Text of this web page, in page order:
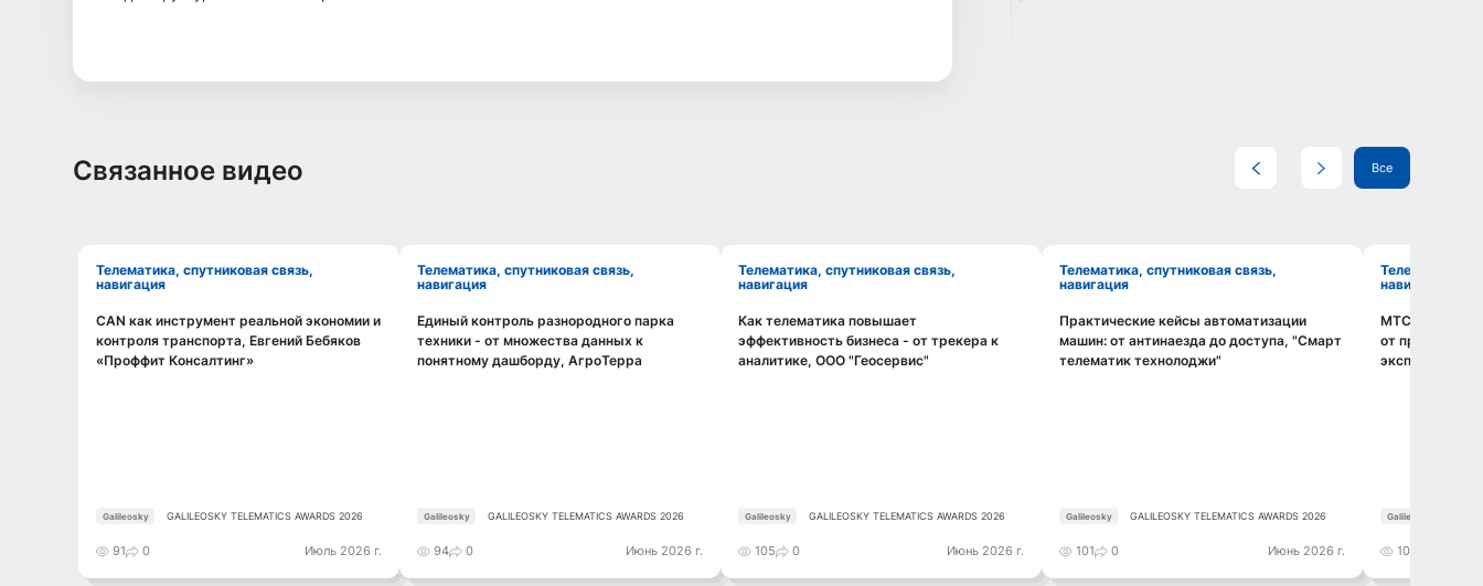
Связанное видео Все
Телематика, спутниковая связь,
навигация
Смотреть видео
CAN как инструмент реальной экономии и
контроля транспорта, Евгений Бебяков
«Проффит Консалтинг»
Galileosky GALILEOSKY TELEMATICS AWARDS 2026
91 0 Июль 2026 г.
Телематика, спутниковая связь,
навигация
Смотреть видео
Единый контроль разнородного парка
техники - от множества данных к
понятному дашборду, АгроТерра
Galileosky GALILEOSKY TELEMATICS AWARDS 2026
94 0 Июнь 2026 г.
Телематика, спутниковая связь,
навигация
Смотреть видео
Как телематика повышает
эффективность бизнеса - от трекера к
аналитике, ООО "Геосервис"
Galileosky GALILEOSKY TELEMATICS AWARDS 2026
105 0 Июнь 2026 г.
Телематика, спутниковая связь,
навигация
Смотреть видео
Практические кейсы автоматизации
машин: от антинаезда до доступа, "Смарт
телематик технолоджи"
Galileosky GALILEOSKY TELEMATICS AWARDS 2026
101 0 Июнь 2026 г.
Телематика, спутниковая связь,
навигация
МТС: SIM-чипы
от
эксплуатации
Galileosky
103